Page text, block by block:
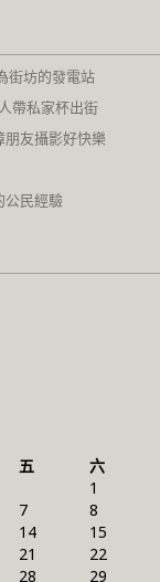
街坊的發電站
帶私家杯出街
朋友攝影好快樂
公民經驗
五
六
1
7
8
14
15
21
22
28 29